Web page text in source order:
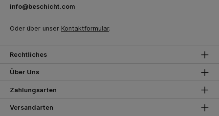
info@beschicht.com
Oder über unser Kontaktformular.
Rechtliches
Über Uns
Zahlungsarten
Versandarten